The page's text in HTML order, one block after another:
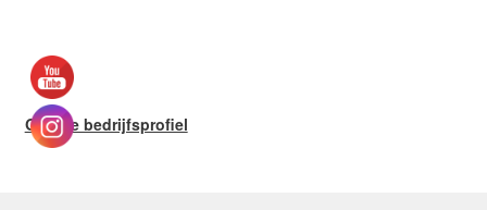
Google bedrijfsprofiel